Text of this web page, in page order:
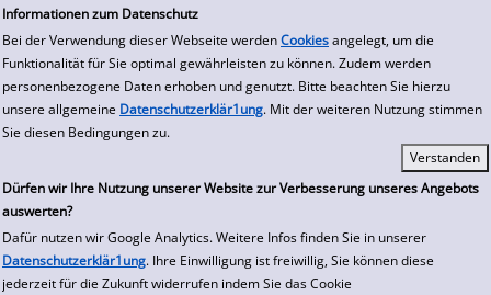
Informationen zum Datenschutz
Bei der Verwendung dieser Webseite werden Cookies angelegt, um die
Funktionalität für Sie optimal gewährleisten zu können. Zudem werden
personenbezogene Daten erhoben und genutzt. Bitte beachten Sie hierzu
unsere allgemeine Datenschutzerklär1ung. Mit der weiteren Nutzung stimmen
Sie diesen Bedingungen zu.
Dürfen wir Ihre Nutzung unserer Website zur Verbesserung unseres Angebots
auswerten?
Dafür nutzen wir Google Analytics. Weitere Infos finden Sie in unserer
Datenschutzerklär1ung. Ihre Einwilligung ist freiwillig, Sie können diese
jederzeit für die Zukunft widerrufen indem Sie das Cookie
zur Navigation springen
zum Inhalt springen
Zur Detailanzeige springen